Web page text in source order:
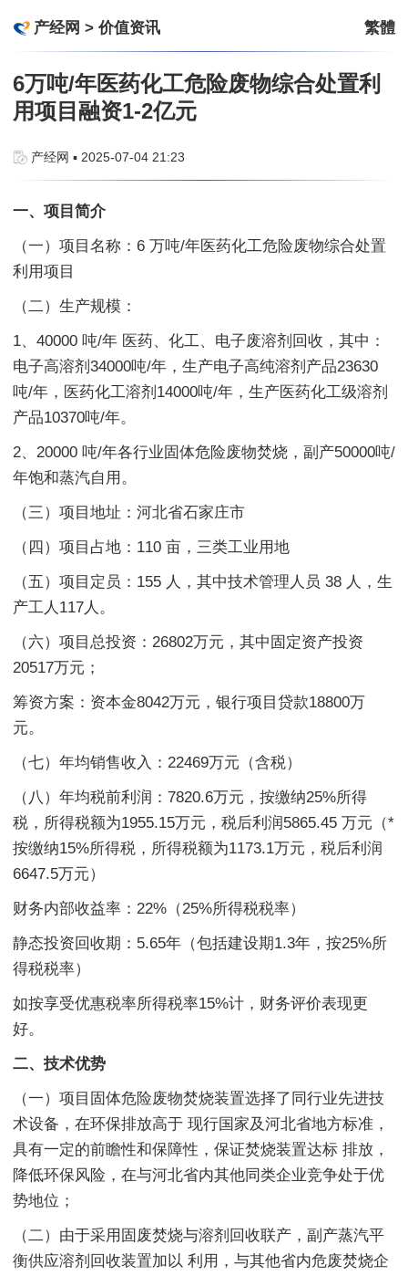
产经网 > 价值资讯 繁體
6万吨/年医药化工危险废物综合处置利
用项目融资1-2亿元
产经网 ▪ 2025-07-04 21:23
一、项目简介
（一）项目名称：6 万吨/年医药化工危险废物综合处置
利用项目
（二）生产规模：
1、40000 吨/年 医药、化工、电子废溶剂回收，其中：
电子高溶剂34000吨/年，生产电子高纯溶剂产品23630
吨/年，医药化工溶剂14000吨/年，生产医药化工级溶剂
产品10370吨/年。
2、20000 吨/年各行业固体危险废物焚烧，副产50000吨/
年饱和蒸汽自用。
（三）项目地址：河北省石家庄市
（四）项目占地：110 亩，三类工业用地
（五）项目定员：155 人，其中技术管理人员 38 人，生
产工人117人。
（六）项目总投资：26802万元，其中固定资产投资
20517万元；
筹资方案：资本金8042万元，银行项目贷款18800万
元。
（七）年均销售收入：22469万元（含税）
（八）年均税前利润：7820.6万元，按缴纳25%所得
税，所得税额为1955.15万元，税后利润5865.45 万元（*
按缴纳15%所得税，所得税额为1173.1万元，税后利润
6647.5万元）
财务内部收益率：22%（25%所得税税率）
静态投资回收期：5.65年（包括建设期1.3年，按25%所
得税税率）
如按享受优惠税率所得税率15%计，财务评价表现更
好。
二、技术优势
（一）项目固体危险废物焚烧装置选择了同行业先进技
术设备，在环保排放高于 现行国家及河北省地方标准，
具有一定的前瞻性和保障性，保证焚烧装置达标 排放，
降低环保风险，在与河北省内其他同类企业竞争处于优
势地位；
（二）由于采用固废焚烧与溶剂回收联产，副产蒸汽平
衡供应溶剂回收装置加以 利用，与其他省内危废焚烧企